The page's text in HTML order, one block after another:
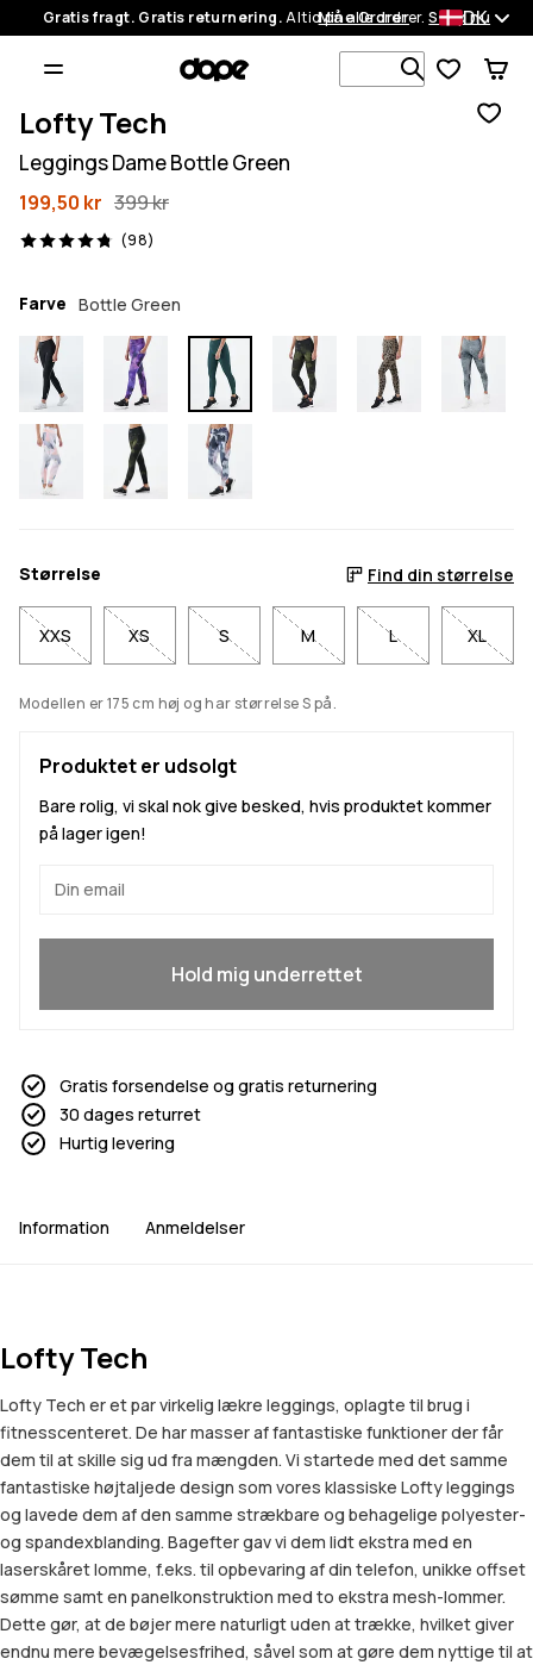
Gratis fragt. Gratis returnering.Altid på alle ordrer.Shop nu
Mine Ordrer DK
Søg i 1
Lofty Tech
Leggings Dame Bottle Green
199,50 kr 399 kr
(98)
98 anmeldelser, 4.8/5
Farve Bottle Green
Størrelse Find din størrelse
XXS XS S M L XL
Modellen er 175 cm høj og har størrelse S på.
Produktet er udsolgt
Bare rolig, vi skal nok give besked, hvis produktet kommer
på lager igen!
Hold mig underrettet
Gratis forsendelse og gratis returnering
30 dages returret
Hurtig levering
Information Anmeldelser
Lofty Tech
Lofty Tech er et par virkelig lækre leggings, oplagte til brug i
fitnesscenteret. De har masser af fantastiske funktioner der får
dem til at skille sig ud fra mængden. Vi startede med det samme
fantastiske højtaljede design som vores klassiske Lofty leggings
og lavede dem af den samme strækbare og behagelige polyester-
og spandexblanding. Bagefter gav vi dem lidt ekstra med en
laserskåret lomme, f.eks. til opbevaring af din telefon, unikke offset
sømme samt en panelkonstruktion med to ekstra mesh-lommer.
Dette gør, at de bøjer mere naturligt uden at trække, hvilket giver
endnu mere bevægelsesfrihed, såvel som at gøre dem nyttige til at